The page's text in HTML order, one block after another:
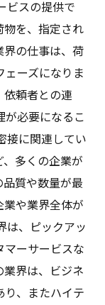
ビスの提供で
物を、指定され
界の仕事は、荷
ェーズになりま
依頼者との連
が必要になるこ
接に関連してい
多くの企業が
質や数量が最
業や業界全体が
は、ピックアッ
マーサービスな
業界は、ビジネ
り、またハイテ